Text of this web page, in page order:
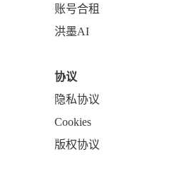
账号合租
洪墨AI
协议
隐私协议
Cookies
版权协议